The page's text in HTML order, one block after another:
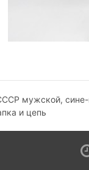
мужской,
и цепь